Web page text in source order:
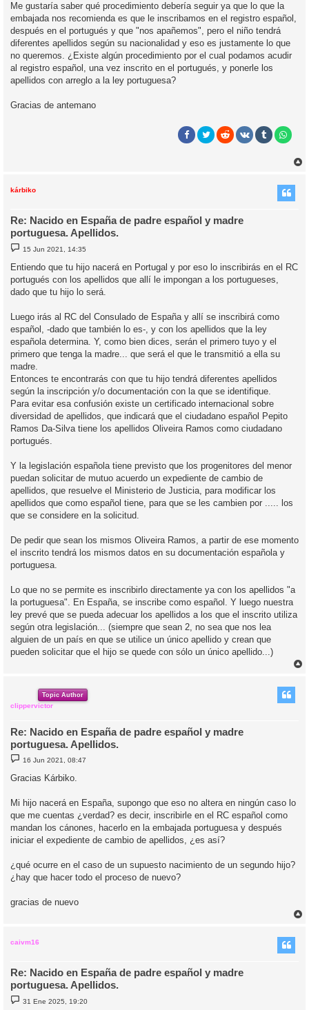
Me gustaría saber qué procedimiento debería seguir ya que lo que la
embajada nos recomienda es que le inscribamos en el registro español,
después en el portugués y que "nos apañemos", pero el niño tendrá
diferentes apellidos según su nacionalidad y eso es justamente lo que
no queremos. ¿Existe algún procedimiento por el cual podamos acudir
al registro español, una vez inscrito en el portugués, y ponerle los
apellidos con arreglo a la ley portuguesa?
Gracias de antemano
kárbiko
Re: Nacido en España de padre español y madre
portuguesa. Apellidos.
M
e
n
s
a
e
15 Jun 2021, 14:35
Entiendo que tu hijo nacerá en Portugal y por eso lo inscribirás en el RC
portugués con los apellidos que allí le impongan a los portugueses,
dado que tu hijo lo será.
Luego irás al RC del Consulado de España y allí se inscribirá como
español, -dado que también lo es-, y con los apellidos que la ley
española determina. Y, como bien dices, serán el primero tuyo y el
primero que tenga la madre... que será el que le transmitió a ella su
madre.
Entonces te encontrarás con que tu hijo tendrá diferentes apellidos
según la inscripción y/o documentación con la que se identifique.
Para evitar esa confusión existe un certificado internacional sobre
diversidad de apellidos, que indicará que el ciudadano español Pepito
Ramos Da-Silva tiene los apellidos Oliveira Ramos como ciudadano
portugués.
Y la legislación española tiene previsto que los progenitores del menor
puedan solicitar de mutuo acuerdo un expediente de cambio de
apellidos, que resuelve el Ministerio de Justicia, para modificar los
apellidos que como español tiene, para que se les cambien por ..... los
que se considere en la solicitud.
De pedir que sean los mismos Oliveira Ramos, a partir de ese momento
el inscrito tendrá los mismos datos en su documentación española y
portuguesa.
Lo que no se permite es inscribirlo directamente ya con los apellidos "a
la portuguesa". En España, se inscribe como español. Y luego nuestra
ley prevé que se pueda adecuar los apellidos a los que el inscrito utiliza
según otra legislación... (siempre que sean 2, no sea que nos lea
alguien de un país en que se utilice un único apellido y crean que
pueden solicitar que el hijo se quede con sólo un único apellido...)
Topic Author
clippervictor
Re: Nacido en España de padre español y madre
portuguesa. Apellidos.
M
e
s
e
16 Jun 2021, 08:47
Gracias Kárbiko.
Mi hijo nacerá en España, supongo que eso no altera en ningún caso lo
que me cuentas ¿verdad? es decir, inscribirle en el RC español como
mandan los cánones, hacerlo en la embajada portuguesa y después
iniciar el expediente de cambio de apellidos, ¿es así?
¿qué ocurre en el caso de un supuesto nacimiento de un segundo hijo?
¿hay que hacer todo el proceso de nuevo?
gracias de nuevo
caivm16
Re: Nacido en España de padre español y madre
portuguesa. Apellidos.
M
e
31 Ene 2025, 19:20